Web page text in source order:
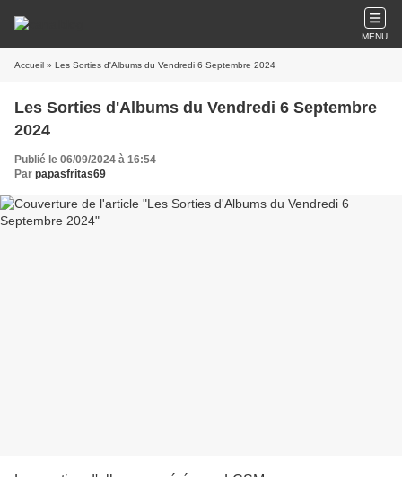
MENU
Accueil » Les Sorties d'Albums du Vendredi 6 Septembre 2024
Les Sorties d'Albums du Vendredi 6 Septembre
2024
Publié le 06/09/2024 à 16:54
Par papasfritas69